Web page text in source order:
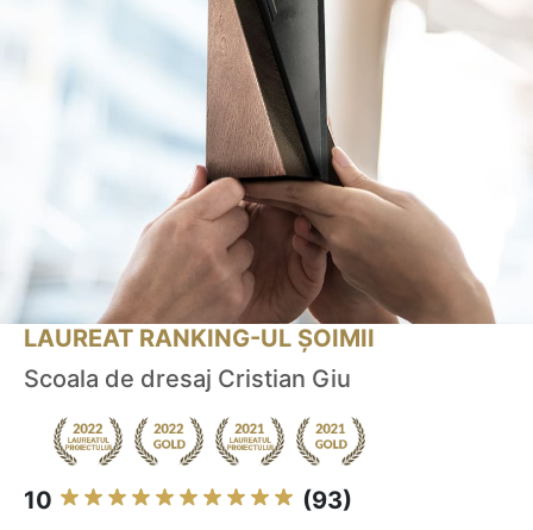
LAUREAT RANKING-UL ȘOIMII
Scoala de dresaj Cristian Giu
10 (93)